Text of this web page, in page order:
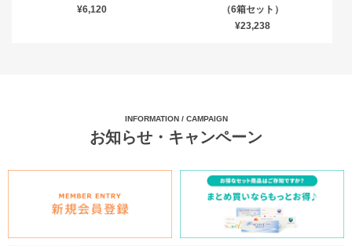
¥6,120
（6箱セット）
¥23,238
INFORMATION / CAMPAIGN
お知らせ・キャンペーン